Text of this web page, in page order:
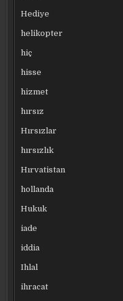
Hediye
helikopter
hiç
hisse
hizmet
hırsız
Hırsızlar
hırsızlık
Hırvatistan
hollanda
Hukuk
iade
iddia
Ihlal
ihracat